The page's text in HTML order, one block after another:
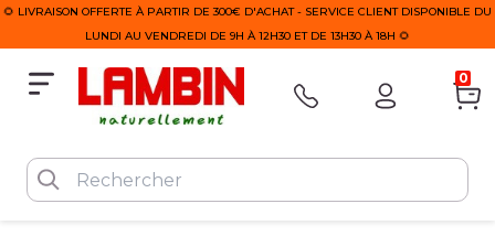
🌻 LIVRAISON OFFERTE À PARTIR DE 300€ D'ACHAT - SERVICE CLIENT DISPONIBLE DU
LUNDI AU VENDREDI DE 9H À 12H30 ET DE 13H30 À 18H 🌻
0